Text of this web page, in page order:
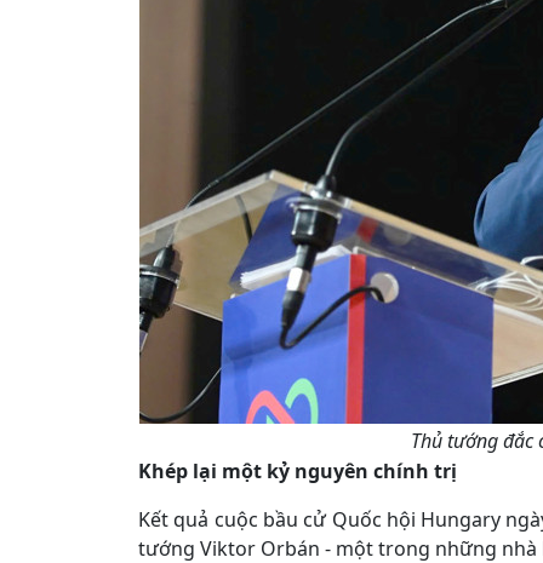
Thủ tướng đắc
Khép lại một kỷ nguyên chính trị
Kết quả cuộc bầu cử Quốc hội Hungary
tướng Viktor Orbán - một trong những